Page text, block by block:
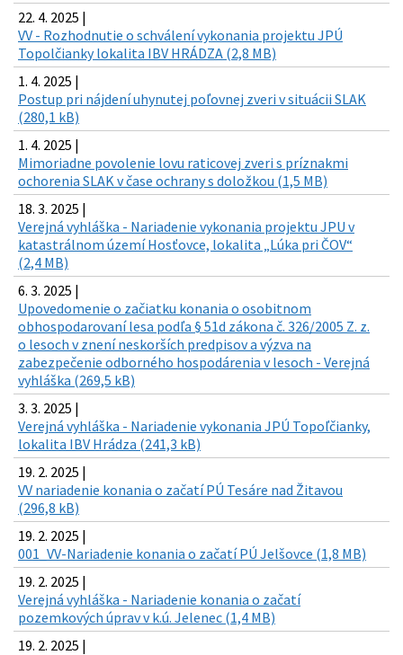
22. 4. 2025 |
VV - Rozhodnutie o schválení vykonania projektu JPÚ
Topolčianky lokalita IBV HRÁDZA (2,8 MB)
1. 4. 2025 |
Postup pri nájdení uhynutej poľovnej zveri v situácii SLAK
(280,1 kB)
1. 4. 2025 |
Mimoriadne povolenie lovu raticovej zveri s príznakmi
ochorenia SLAK v čase ochrany s doložkou (1,5 MB)
18. 3. 2025 |
Verejná vyhláška - Nariadenie vykonania projektu JPU v
katastrálnom území Hosťovce, lokalita „Lúka pri ČOV“
(2,4 MB)
6. 3. 2025 |
Upovedomenie o začiatku konania o osobitnom
obhospodarovaní lesa podľa § 51d zákona č. 326/2005 Z. z.
o lesoch v znení neskorších predpisov a výzva na
zabezpečenie odborného hospodárenia v lesoch - Verejná
vyhláška (269,5 kB)
3. 3. 2025 |
Verejná vyhláška - Nariadenie vykonania JPÚ Topoľčianky,
lokalita IBV Hrádza (241,3 kB)
19. 2. 2025 |
VV nariadenie konania o začatí PÚ Tesáre nad Žitavou
(296,8 kB)
19. 2. 2025 |
001_VV-Nariadenie konania o začatí PÚ Jelšovce (1,8 MB)
19. 2. 2025 |
Verejná vyhláška - Nariadenie konania o začatí
pozemkových úprav v k.ú. Jelenec (1,4 MB)
19. 2. 2025 |